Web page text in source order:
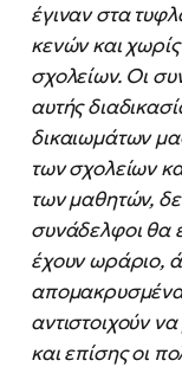
έγιναν στα
κενών και
σχολείων. Οι
αυτής
δικαιωμάτων
των σχολείων
των μαθητών,
συνάδελφοι θα
έχουν ωράριο,
απομακρυσμένα
αντιστοιχούν
και επίσης οι